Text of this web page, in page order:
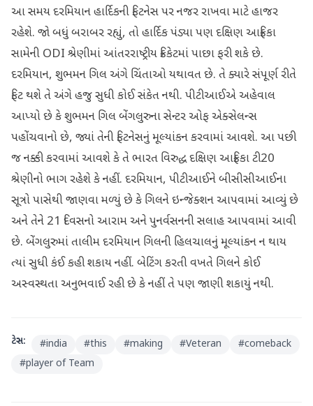
આ સમય દરમિયાન હાર્દિકની ફિટનેસ પર નજર રાખવા માટે હાજર
રહેશે. જો બધું બરાબર રહ્યું, તો હાર્દિક પંડ્યા પણ દક્ષિણ આફ્રિકા
સામેની ODI શ્રેણીમાં આંતરરાષ્ટ્રીય ક્રિકેટમાં પાછા ફરી શકે છે.
દરમિયાન, શુભમન ગિલ અંગે ચિંતાઓ યથાવત છે. તે ક્યારે સંપૂર્ણ રીતે
ફિટ થશે તે અંગે હજુ સુધી કોઈ સંકેત નથી. પીટીઆઈએ અહેવાલ
આપ્યો છે કે શુભમન ગિલ બેંગલુરુના સેન્ટર ઓફ એક્સેલન્સ
પહોંચવાનો છે, જ્યાં તેની ફિટનેસનું મૂલ્યાંકન કરવામાં આવશે. આ પછી
જ નક્કી કરવામાં આવશે કે તે ભારત વિરુદ્ધ દક્ષિણ આફ્રિકા ટી20
શ્રેણીનો ભાગ રહેશે કે નહીં. દરમિયાન, પીટીઆઈને બીસીસીઆઈના
સૂત્રો પાસેથી જાણવા મળ્યું છે કે ગિલને ઇન્જેક્શન આપવામાં આવ્યું છે
અને તેને 21 દિવસનો આરામ અને પુનર્વસનની સલાહ આપવામાં આવી
છે. બેંગલુરુમાં તાલીમ દરમિયાન ગિલની હિલચાલનું મૂલ્યાંકન ન થાય
ત્યાં સુધી કંઈ કહી શકાય નહીં. બેટિંગ કરતી વખતે ગિલને કોઈ
અસ્વસ્થતા અનુભવાઈ રહી છે કે નહીં તે પણ જાણી શકાયું નથી.
ટેગ્સ: #india #this #making #Veteran #comeback
#player of Team